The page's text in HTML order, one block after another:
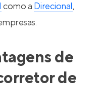
como a Direcional,
de
de